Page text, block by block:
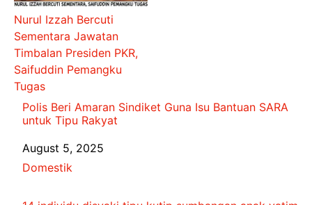
Nurul Izzah Bercuti
Sementara Jawatan
Timbalan Presiden PKR,
Saifuddin Pemangku
Tugas
Polis Beri Amaran Sindiket Guna Isu Bantuan SARA
untuk Tipu Rakyat
Date
August 5, 2025
In relation to
Domestik